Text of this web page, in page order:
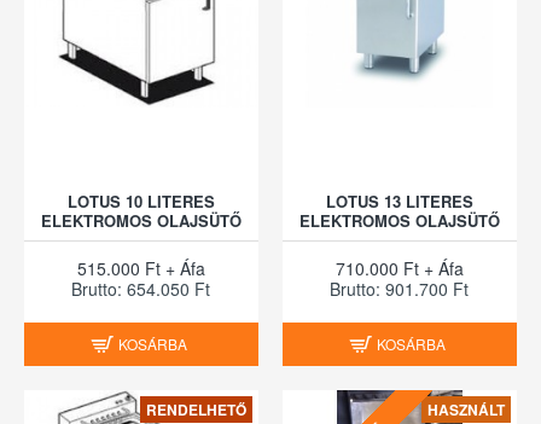
LOTUS 10 LITERES
ELEKTROMOS OLAJSÜTŐ
515.000 Ft + Áfa
Brutto: 654.050 Ft
KOSÁRBA
LOTUS 13 LITERES
ELEKTROMOS OLAJSÜTŐ
710.000 Ft + Áfa
Brutto: 901.700 Ft
KOSÁRBA
RENDELHETŐ HASZNÁLT